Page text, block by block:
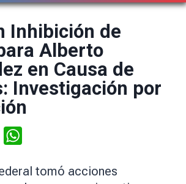
Inhibición de
Alberto
en Causa de
Investigación por
Telegram
tomó acciones